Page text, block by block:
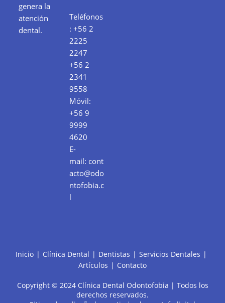
genera la
atención
dental.
Teléfonos
:+56 2
2225
2247
+56 2
2341
9558
Móvil:
+56 9
9999
4620
E-
mail: cont
acto@odo
ntofobia.c
l
Inicio Clínica Dental Dentistas
Servicios Dentales
Artículos
Contacto
Copyright © 2024 Clínica Dental Odontofobia | Todos los
derechos reservados.